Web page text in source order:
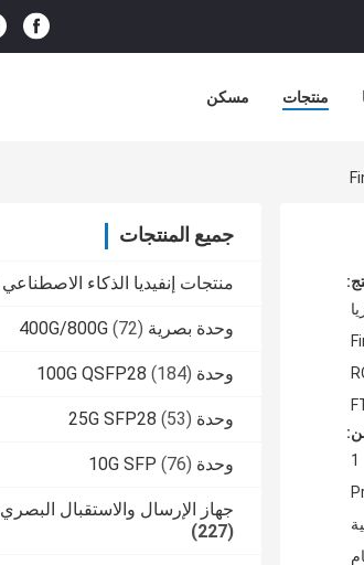
مسكن منتجات
جميع المنتجات
منتجات إنفيديا الذكاء الاصطناعي
وحدة بصرية 400G/800G (72)
وحدة 100G QSFP28 (184)
وحدة 25G SFP28 (53)
وحدة 10G SFP (76)
جهاز الإرسال والاستقبال البصري Finisar
(227)
1